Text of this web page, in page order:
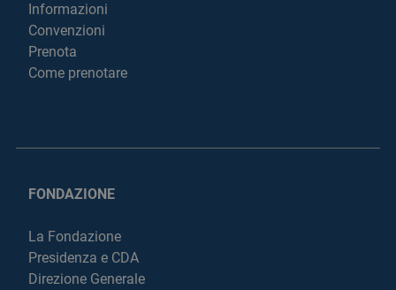
Informazioni
Convenzioni
Prenota
Come prenotare
FONDAZIONE
La Fondazione
Presidenza e CDA
Direzione Generale